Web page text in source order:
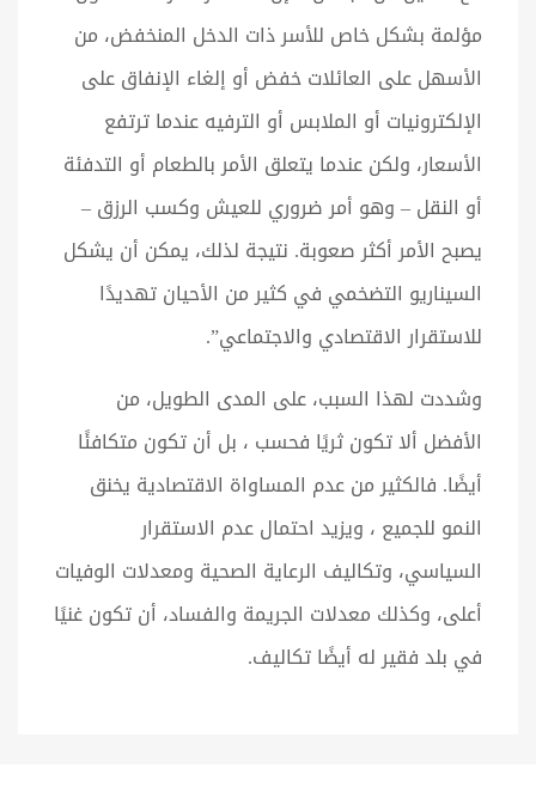
مؤلمة بشكل خاص للأسر ذات الدخل المنخفض، من
الأسهل على العائلات خفض أو إلغاء الإنفاق على
الإلكترونيات أو الملابس أو الترفيه عندما ترتفع
الأسعار، ولكن عندما يتعلق الأمر بالطعام أو التدفئة
أو النقل – وهو أمر ضروري للعيش وكسب الرزق –
يصبح الأمر أكثر صعوبة. نتيجة لذلك، يمكن أن يشكل
السيناريو التضخمي في كثير من الأحيان تهديدًا
للاستقرار الاقتصادي والاجتماعي”.
وشددت لهذا السبب، على المدى الطويل، من
الأفضل ألا تكون ثريًا فحسب ، بل أن تكون متكافئًا
أيضًا. فالكثير من عدم المساواة الاقتصادية يخنق
النمو للجميع ، ويزيد احتمال عدم الاستقرار
السياسي، وتكاليف الرعاية الصحية ومعدلات الوفيات
أعلى، وكذلك معدلات الجريمة والفساد، أن تكون غنيًا
في بلد فقير له أيضًا تكاليف.